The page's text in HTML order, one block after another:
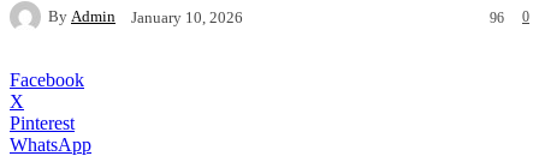
By Admin January 10, 2026 0
96
Facebook
X
Pinterest
WhatsApp